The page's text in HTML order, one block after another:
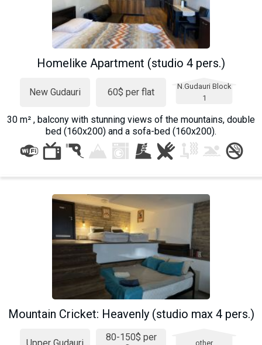
Homelike Apartment (studio 4 pers.)
New Gudauri 60$ per flat
N.Gudauri Block
1
30 m² , balcony with stunning views of the mountains, double
bed (160x200) and a sofa-bed (160x200).
Mountain Cricket: Heavenly (studio max 4 pers.)
80-150$ per
other